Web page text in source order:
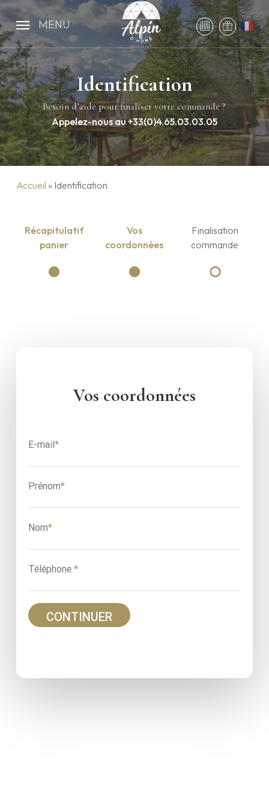
Skip
to
main
content
MENU
Identification
Besoin d’aide pour finaliser votre commande ?
Appelez-nous au +33(0)4.65.03.03.05
Accueil » Identification
Récapitulatif
panier
Vos
coordonnées
Finalisation
commande
Vos coordonnées
E-mail*
Prénom*
Nom*
Téléphone*
CONTINUER